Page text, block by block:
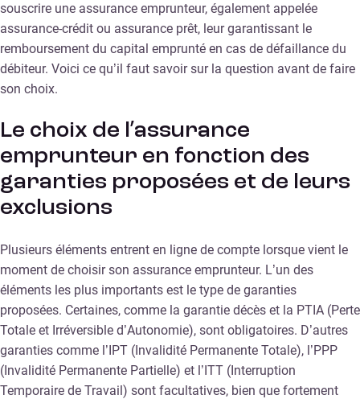
souscrire une assurance emprunteur, également appelée
assurance-crédit ou assurance prêt, leur garantissant le
remboursement du capital emprunté en cas de défaillance du
débiteur. Voici ce qu’il faut savoir sur la question avant de faire
son choix.
Le choix de l’assurance
emprunteur en fonction des
garanties proposées et de leurs
exclusions
Plusieurs éléments entrent en ligne de compte lorsque vient le
moment de choisir son assurance emprunteur. L’un des
éléments les plus importants est le type de garanties
proposées. Certaines, comme la garantie décès et la PTIA (Perte
Totale et Irréversible d’Autonomie), sont obligatoires. D’autres
garanties comme l’IPT (Invalidité Permanente Totale), l’PPP
(Invalidité Permanente Partielle) et l’ITT (Interruption
Temporaire de Travail) sont facultatives, bien que fortement